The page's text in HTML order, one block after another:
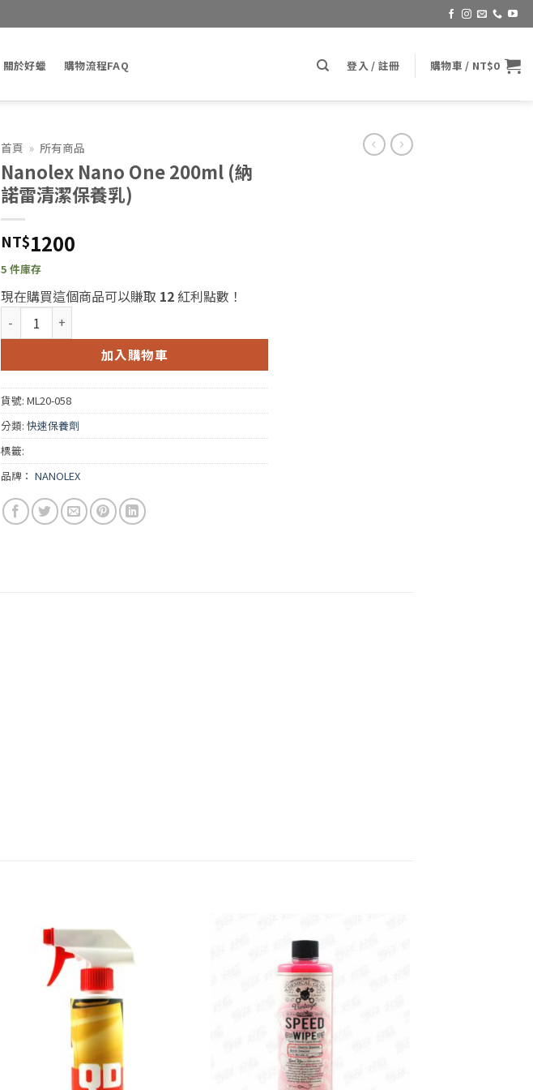
關於好蠟 購物流程FAQ 登入 / 註冊 購物車 / NT$0
首頁 » 所有商品
Nanolex Nano One 200ml (納
諾雷清潔保養乳)
NT$1200
5 件庫存
現在購買這個商品可以賺取 12紅利點數！
Nanolex Nano One 200ml (納諾雷清潔保養乳) 數量
加入購物車
貨號: ML20-058
分類: 快速保養劑
標籤:
品牌： NANOLEX